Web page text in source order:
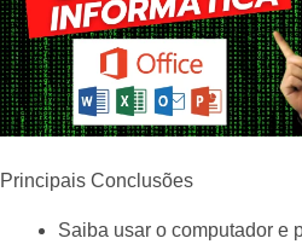
Principais Conclusões
Saiba usar o computador e